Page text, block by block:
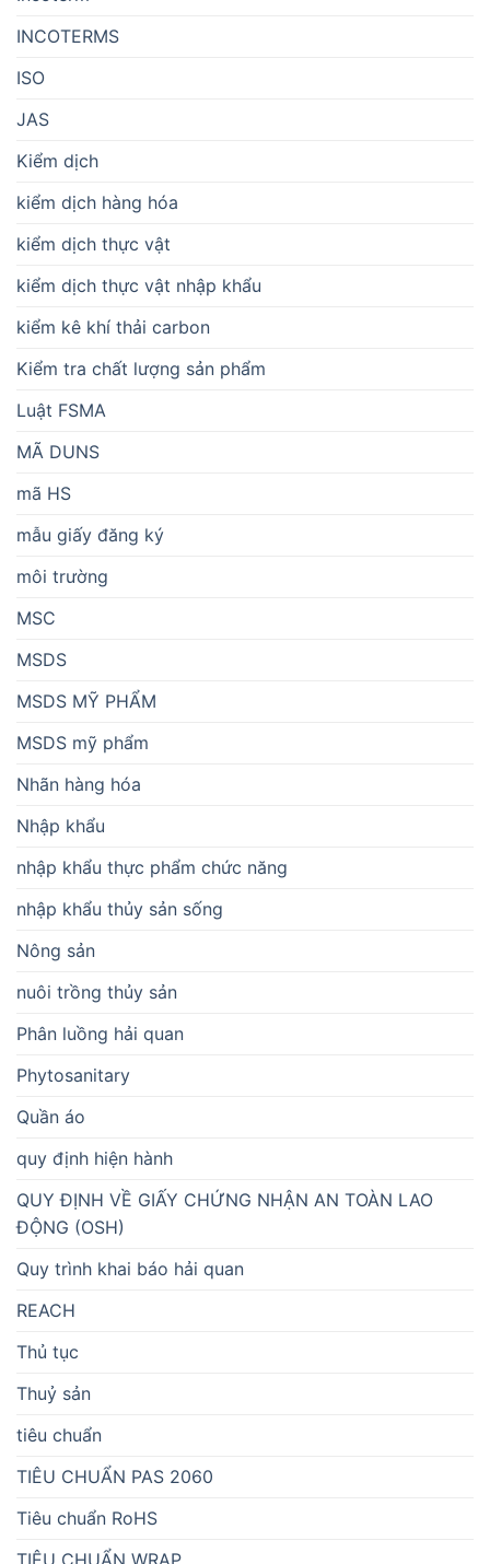
INCOTERMS
ISO
JAS
Kiểm dịch
kiểm dịch hàng hóa
kiểm dịch thực vật
kiểm dịch thực vật nhập khẩu
kiểm kê khí thải carbon
Kiểm tra chất lượng sản phẩm
Luật FSMA
MÃ DUNS
mã HS
mẫu giấy đăng ký
môi trường
MSC
MSDS
MSDS MỸ PHẨM
MSDS mỹ phẩm
Nhãn hàng hóa
Nhập khẩu
nhập khẩu thực phẩm chức năng
nhập khẩu thủy sản sống
Nông sản
nuôi trồng thủy sản
Phân luồng hải quan
Phytosanitary
Quần áo
quy định hiện hành
QUY ĐỊNH VỀ GIẤY CHỨNG NHẬN AN TOÀN LAO
ĐỘNG (OSH)
Quy trình khai báo hải quan
REACH
Thủ tục
Thuỷ sản
tiêu chuẩn
TIÊU CHUẨN PAS 2060
Tiêu chuẩn RoHS
TIÊU CHUẨN WRAP